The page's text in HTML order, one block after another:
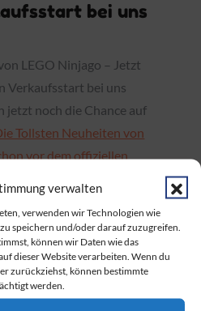
verwalten
verwenden wir Technologien wie
speichern und/oder darauf zuzugreifen.
können wir Daten wie das
dieser Website verarbeiten. Wenn du
zurückziehst, können bestimmte
werden.
bei uns
LEGO Ninjago – Jetzt
Verkaufsstart bei uns
noch die Chance auf
Tollsten Neuheiten von
vor dem offiziellen